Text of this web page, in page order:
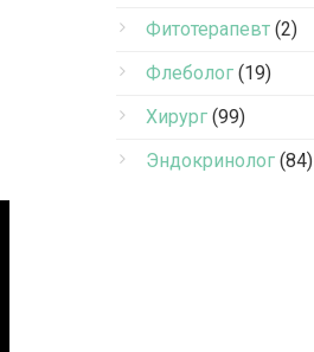
Фитотерапевт (2)
Флеболог (19)
Хирург (99)
Эндокринолог (84)